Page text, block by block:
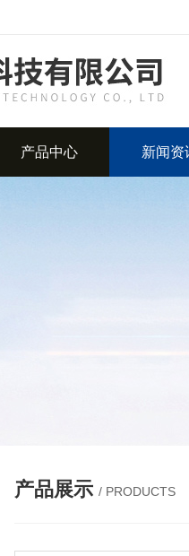
产品中心 新闻资
产品展示 / PRODUCTS